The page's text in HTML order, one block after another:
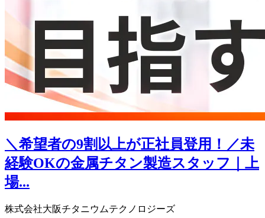
＼希望者の9割以上が正社員登用！／未
経験OKの金属チタン製造スタッフ｜上
場...
株式会社大阪チタニウムテクノロジーズ